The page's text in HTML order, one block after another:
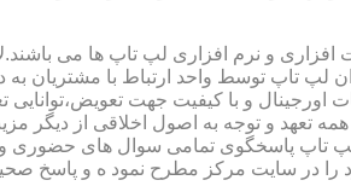
و نرم افزاری لپ تاپ ها می
لپ تاپ توسط واحد ارتباط با مشتریان به
و با کیفیت جهت تعویض،توانایی
تعهد و توجه به اصول اخلاقی از دیگر
تاپ پاسخگوی تمامی سوال های حضوری و
در سایت مرکز مطرح نمود ه و پاسخ